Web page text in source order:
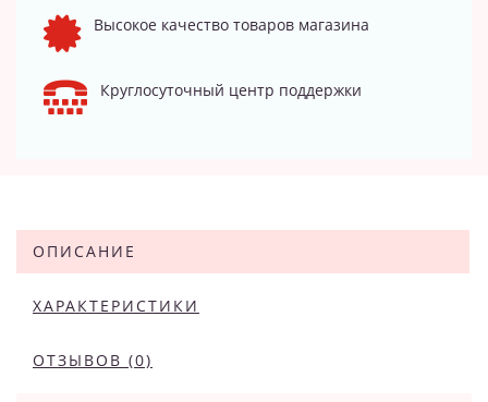
Высокое качество товаров магазина
Круглосуточный центр поддержки
ОПИСАНИЕ
ХАРАКТЕРИСТИКИ
ОТЗЫВОВ (0)